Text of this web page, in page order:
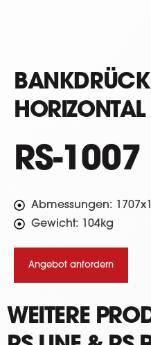
HORIZONTAL
RS-1007
Abmessungen:
Gewicht: 104kg
Angebot anfordern
WEITERE